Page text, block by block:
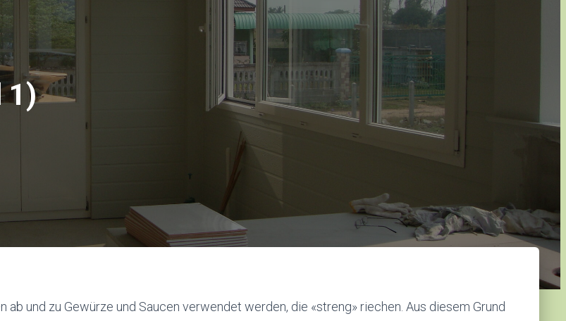
1)
und zu Gewürze und Saucen verwendet werden, die «streng» riechen. Aus diesem Grund